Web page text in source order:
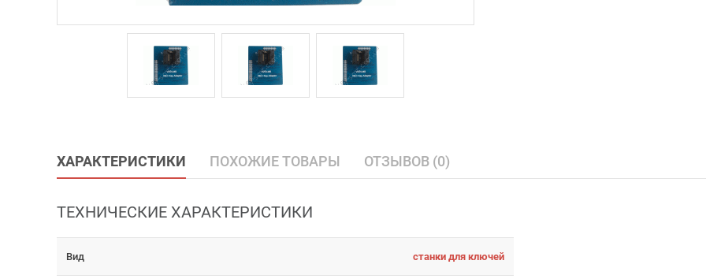
ХАРАКТЕРИСТИКИ ПОХОЖИЕ ТОВАРЫ ОТЗЫВОВ (0)
ТЕХНИЧЕСКИЕ ХАРАКТЕРИСТИКИ
Вид станки для ключей